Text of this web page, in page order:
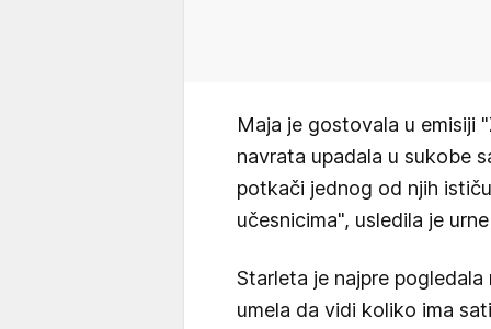
Maja je gostovala u emisiji
navrata upadala u sukobe
potkači jednog od njih
učesnicima", usledila je
Starleta je najpre
umela da vidi koliko ima